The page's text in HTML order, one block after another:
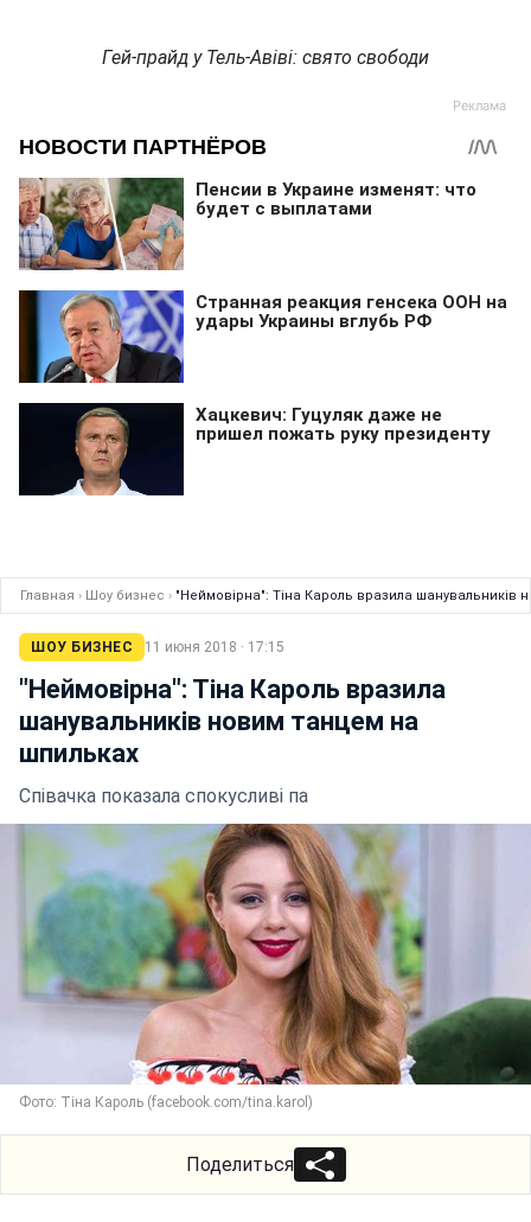
Гей-прайд у Тель-Авіві: свято свободи
Главная › Шоу бизнес › "Неймовірна": Тіна Кароль вразила шанувальників
ШОУ БИЗНЕС 11 июня 2018 · 17:15
"Неймовірна": Тіна Кароль вразила
шанувальників новим танцем на
шпильках
Співачка показала спокусливі па
Фото: Тіна Кароль (facebook.com/tina.karol)
Поделиться